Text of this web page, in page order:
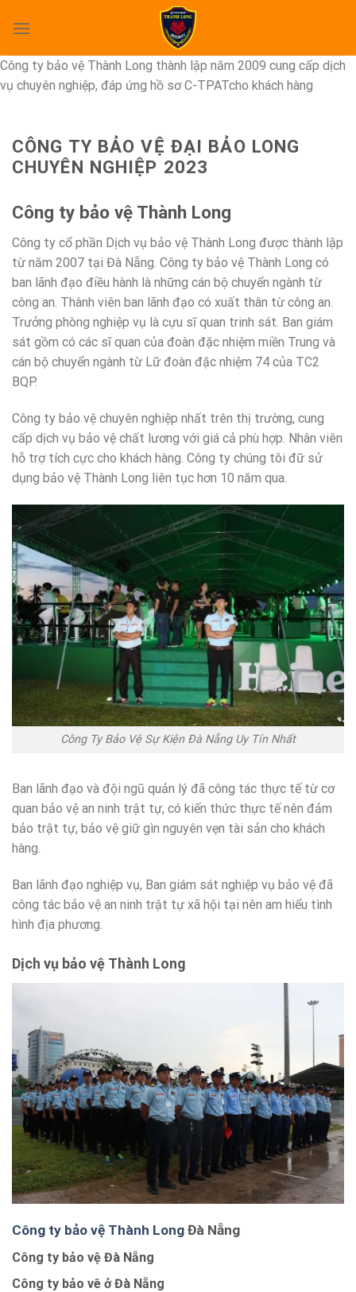
Công ty bảo vệ Thành Long thành lập năm 2009 cung cấp dịch
vụ chuyên nghiệp, đáp ứng hồ sơ C-TPATcho khách hàng
CÔNG TY BẢO VỆ ĐẠI BẢO LONG
CHUYÊN NGHIỆP 2023
Công ty bảo vệ Thành Long
Công ty cổ phần Dịch vụ bảo vệ Thành Long được thành lập
từ năm 2007 tại Đà Nẵng. Công ty bảo vệ Thành Long có
ban lãnh đạo điều hành là những cán bộ chuyển ngành từ
công an. Thành viên ban lãnh đạo có xuất thân từ công an.
Trưởng phòng nghiệp vụ là cựu sĩ quan trinh sát. Ban giám
sát gồm có các sĩ quan của đoàn đặc nhiệm miền Trung và
cán bộ chuyển ngành từ Lữ đoàn đặc nhiệm 74 của TC2
BQP.
Công ty bảo vệ chuyên nghiệp nhất trên thị trường, cung
cấp dịch vụ bảo vệ chất lương với giá cả phù hợp. Nhân viên
hỗ trợ tích cực cho khách hàng. Công ty chúng tôi đữ sử
dụng bảo vệ Thành Long liên tục hơn 10 năm qua.
Công Ty Bảo Vệ Sự Kiện Đà Nẵng Uy Tín Nhất
Ban lãnh đạo và đội ngũ quản lý đã công tác thực tế từ cơ
quan bảo vệ an ninh trật tự, có kiến thức thực tế nên đảm
bảo trật tự, bảo vệ giữ gìn nguyên vẹn tài sản cho khách
hàng.
Ban lãnh đạo nghiệp vụ, Ban giám sát nghiệp vụ bảo vệ đã
công tác bảo vệ an ninh trật tự xã hội tại nên am hiểu tình
hình địa phương.
Dịch vụ bảo vệ Thành Long
Công ty bảo vệ Thành Long Đà Nẵng
Công ty bảo vệ Đà Nẵng
Công ty bảo vê ở Đà Nẵng